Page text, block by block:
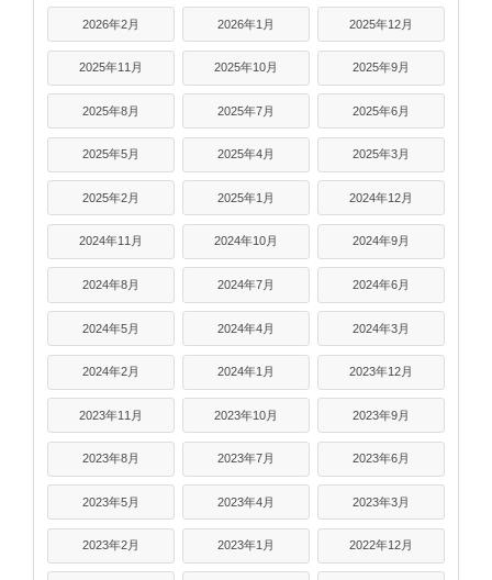
2026年2月 2026年1月 2025年12月
2025年11月 2025年10月 2025年9月
2025年8月 2025年7月 2025年6月
2025年5月 2025年4月 2025年3月
2025年2月 2025年1月 2024年12月
2024年11月 2024年10月 2024年9月
2024年8月 2024年7月 2024年6月
2024年5月 2024年4月 2024年3月
2024年2月 2024年1月 2023年12月
2023年11月 2023年10月 2023年9月
2023年8月 2023年7月 2023年6月
2023年5月 2023年4月 2023年3月
2023年2月 2023年1月 2022年12月